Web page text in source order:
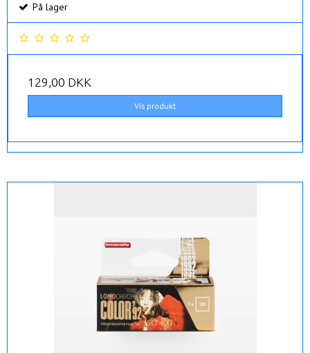
På lager
129,00 DKK
Vis produkt